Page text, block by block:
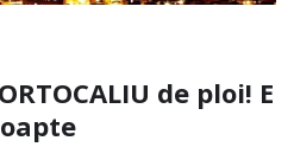
de ploi! E